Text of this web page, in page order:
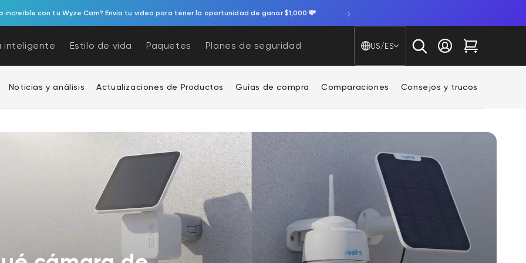
increíble con tu Wyze Cam? Envía tu video para tener la oportunidad de ganar $1,000 💸
inteligente Estilo de vida Paquetes Planes de seguridad
País/región - Idioma
US/ES
Iniciar sesión
Carrito
Noticias y análisis Actualizaciones de Productos Guías de compra Comparaciones Consejos y trucos